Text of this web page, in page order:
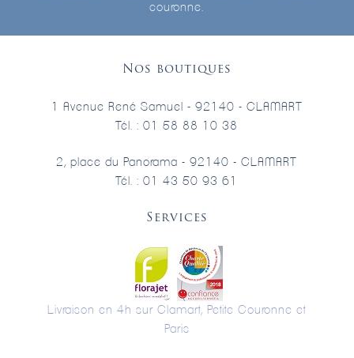
couronne.
Nos boutiques
1 Avenue René Samuel - 92140 - CLAMART
Tél. : 01 58 88 10 38
2, place du Panorama - 92140 - CLAMART
Tél. : 01 43 50 93 61
Services
Livraison en 4h sur Clamart, Petite Couronne et
Paris